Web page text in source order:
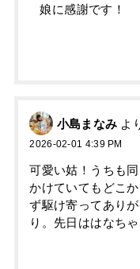
娘に感謝です！
小島まなみ よ
2026-02-01 4:39 PM
可愛い姑！うちも
かけていてもどこ
ず駆け寄ってあり
り。先日ははなち